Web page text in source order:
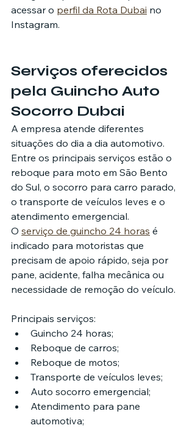
acessar o perfil da Rota Dubai no
Instagram.
Serviços oferecidos
pela Guincho Auto
Socorro Dubai
A empresa atende diferentes
situações do dia a dia automotivo.
Entre os principais serviços estão o
reboque para moto em São Bento
do Sul, o socorro para carro parado,
o transporte de veículos leves e o
atendimento emergencial.
O serviço de guincho 24 horas é
indicado para motoristas que
precisam de apoio rápido, seja por
pane, acidente, falha mecânica ou
necessidade de remoção do veículo.
Principais serviços:
Guincho 24 horas;
Reboque de carros;
Reboque de motos;
Transporte de veículos leves;
Auto socorro emergencial;
Atendimento para pane
automotiva;